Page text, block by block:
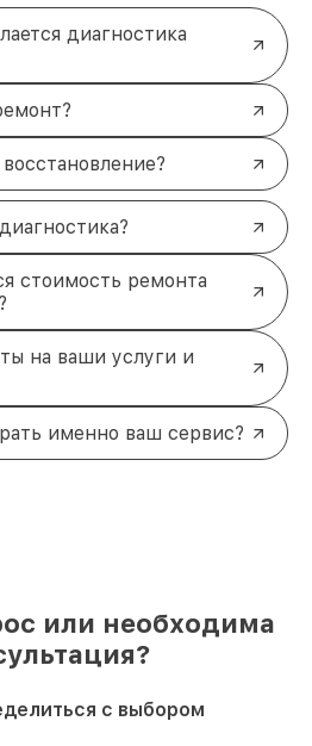
диагностика
стоимость ремонта
на ваши услуги и
именно ваш сервис?
или необходима
с выбором